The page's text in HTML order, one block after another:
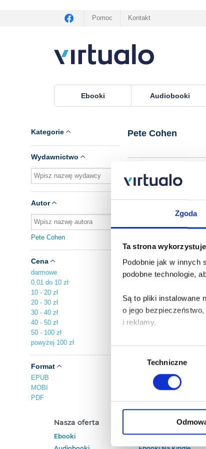
Zgoda
Ta strona
Podobnie jak w innych
podobne technologie,
Są to pliki instalowane
o jego
i reklamy.
Poza plikami, które są
Twojej zgody.
Każda udzielona
Techniczne
Pomoc Kontakt
Ebooki Audiobooki
Kategorie
Wydawnictwo
Autor
Pete Cohen
Cena
darmowe
0,01 do 10 zł
10 - 20 zł
20 - 30 zł
30 - 40 zł
40 - 50 zł
50 - 100 zł
powyżej 100 zł
Format
EPUB
MOBI
PDF
Pete Cohen
Brak pozycji.
Nasza oferta
Ebooki
Polecamy
Darmowe Ebooki